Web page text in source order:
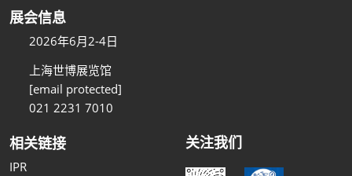
展会信息
2026年6月2-4日
上海世博展览馆
[email protected]
021 2231 7010
相关链接
IPR
关注我们